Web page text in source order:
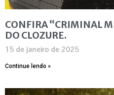
CONFIRA “CRIMINAL
DO CLOZURE.
15 de janeiro de 2025
Continue lendo »